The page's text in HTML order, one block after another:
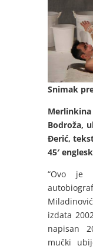
Snimak
Bodroža,
Đerić,
45′
“Ovo je
izdata
napisan
mučki